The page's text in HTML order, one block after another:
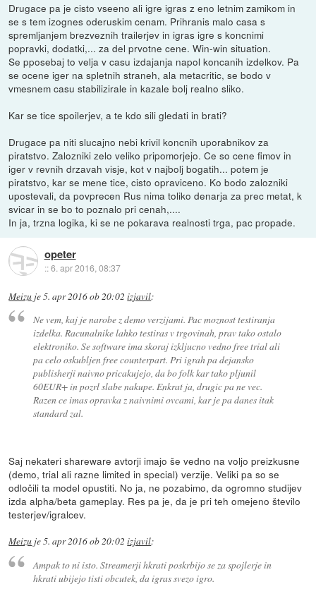
Drugace pa je cisto vseeno ali igre igras z eno letnim zamikom in
se s tem izognes oderuskim cenam. Prihranis malo casa s
spremljanjem brezveznih trailerjev in igras igre s koncnimi
popravki, dodatki,... za del prvotne cene. Win-win situation.
Se pposebaj to velja v casu izdajanja napol koncanih izdelkov. Pa
se ocene iger na spletnih straneh, ala metacritic, se bodo v
vmesnem casu stabilizirale in kazale bolj realno sliko.
Kar se tice spoilerjev, a te kdo sili gledati in brati?
Drugace pa niti slucajno nebi krivil koncnih uporabnikov za
piratstvo. Zalozniki zelo veliko pripomorjejo. Ce so cene fimov in
iger v revnih drzavah visje, kot v najbolj bogatih... potem je
piratstvo, kar se mene tice, cisto opraviceno. Ko bodo zalozniki
upostevali, da povprecen Rus nima toliko denarja za prec metat, k
svicar in se bo to poznalo pri cenah,....
In ja, trzna logika, ki se ne pokarava realnosti trga, pac propade.
opeter
::6. apr 2016, 08:37
Meizu je5. apr 2016 ob 20:02 izjavil:
Ne vem, kaj je narobe z demo verzijami. Pac moznost testiranja
izdelka. Racunalnike lahko testiras v trgovinah, prav tako ostalo
elektroniko. Se software ima skoraj izkljucno vedno free trial ali
pa celo oskubljen free counterpart. Pri igrah pa dejansko
publisherji naivno pricakujejo, da bo folk kar tako pljunil
60EUR+ in pozrl slabe nakupe. Enkrat ja, drugic pa ne vec.
Razen ce imas opravka z naivnimi ovcami, kar je pa danes itak
standard zal.
Saj nekateri shareware avtorji imajo še vedno na voljo preizkusne
(demo, trial ali razne limited in special) verzije. Veliki pa so se
odločili ta model opustiti. No ja, ne pozabimo, da ogromno studijev
izda alpha/beta gameplay. Res pa je, da je pri teh omejeno število
testerjev/igralcev.
Meizu je5. apr 2016 ob 20:02 izjavil:
Ampak to ni isto. Streamerji hkrati poskrbijo se za spojlerje in
hkrati ubijejo tisti obcutek, da igras svezo igro.